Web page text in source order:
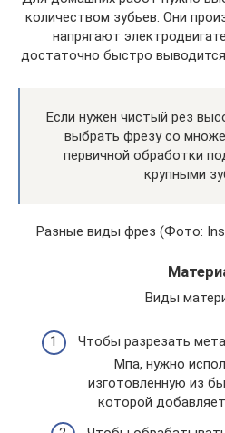
количеством зубьев. Они
напрягают
достаточно быстро
Если нужен чистый рез
выбрать фрезу со
первичной обработки
крупными
Разные виды фрез (Фото:
Виды
Чтобы разрезать
Мпа, нужно
изготовленную из
которой